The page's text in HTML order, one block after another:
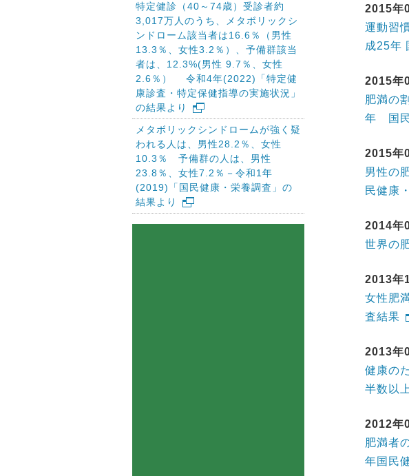
2015年
運動習
成25年
2015年
肥満の
年 国民
2015年
男性の
民健康
2014年
世界の
2013年
女性肥
査結果
2013年
健康の
半数以
2012年
肥満者
年国民
特定健診（40～74歳）受診者約
3,017万人のうち、メタボリックシ
ンドローム該当者は16.6％（男性
13.3％、女性3.2％）、予備群該当
者は、12.3%(男性 9.7％、女性
2.6％） 令和4年(2022)「特定健
康診査・特定保健指導の実施状況」
の結果より
メタボリックシンドロームが強く疑
われる人は、男性28.2％、女性
10.3％ 予備群の人は、男性
23.8％、女性7.2％－令和1年
(2019)「国民健康・栄養調査」の
結果より